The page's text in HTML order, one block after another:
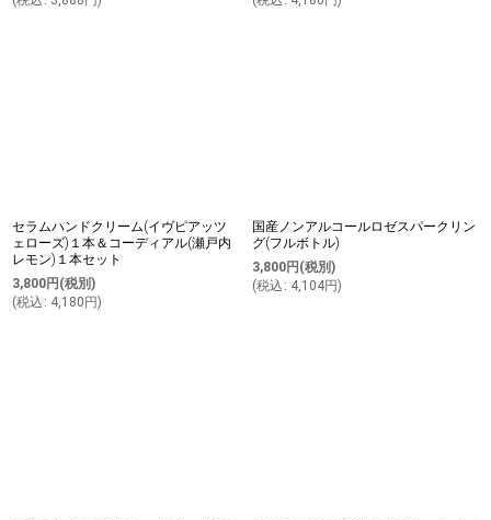
セラムハンドクリーム(イヴピアッツ
ェローズ)１本＆コーディアル(瀬戸内
レモン)１本セット
3,800円 (税別)
(税込 : 4,180 円)
国産ノンアルコールロゼスパークリン
グ(フルボトル)
3,800円 (税別)
(税込 : 4,104円)